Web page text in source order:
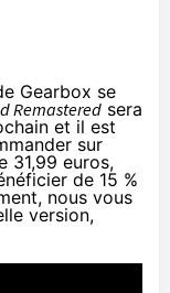
Gearbox se
Remastered sera
et il est
sur
31,99 euros,
de 15 %
nous vous
version,